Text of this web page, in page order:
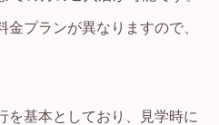
プランが異なりますので、
を基本としており、見学時に